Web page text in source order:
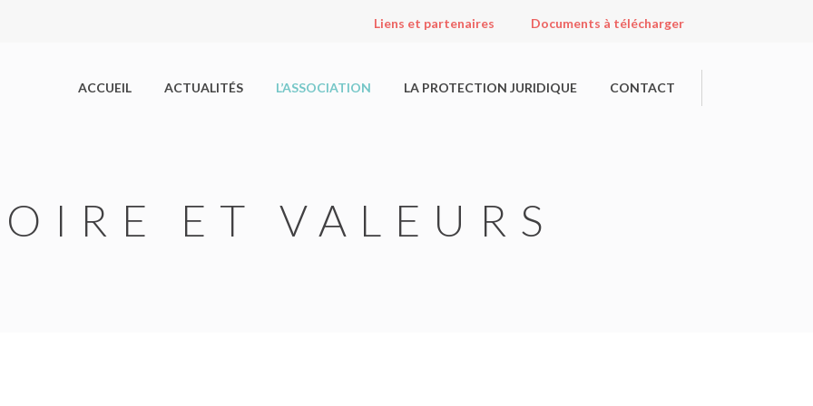
Liens et partenaires Documents à télécharger
ACCUEIL ACTUALITÉS L’ASSOCIATION LA PROTECTION JURIDIQUE CONTACT
ET VALEURS